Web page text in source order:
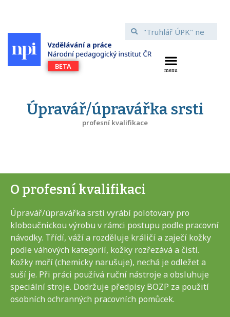
Úpravář/úpravářka srsti
profesní kvalifikace
O profesní kvalifikaci
Úpravář/úpravářka srsti vyrábí polotovary pro
kloboučnickou výrobu v rámci postupu podle pracovní
návodky. Třídí, váží a rozděluje králičí a zaječí kožky
podle váhových kategorií, kožky rozřezává a čistí.
Kožky moří (chemicky narušuje), nechá je odležet a
suší je. Při práci používá ruční nástroje a obsluhuje
speciální stroje. Dodržuje předpisy BOZP za použití
osobních ochranných pracovních pomůcek.